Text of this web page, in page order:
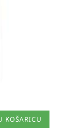
KOŠARICU